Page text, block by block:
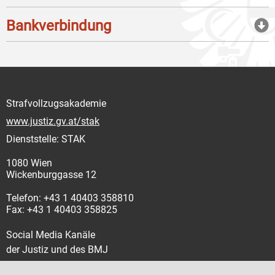
Bankverbindung
Strafvollzugsakademie
www.justiz.gv.at/stak
Dienststelle: STAK
1080 Wien
Wickenburggasse 12
Telefon: +43 1 40403 358810
Fax: +43 1 40403 358825
Social Media Kanäle
der Justiz und des BMJ